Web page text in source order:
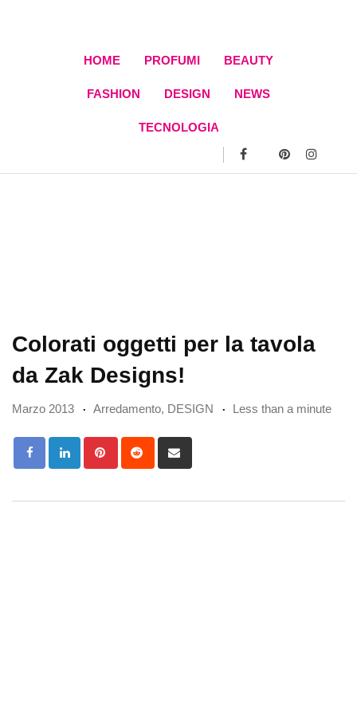
HOME PROFUMI BEAUTY
FASHION DESIGN NEWS
TECNOLOGIA
Colorati oggetti per la tavola
da Zak Designs!
Marzo 2013 Arredamento, DESIGN Less than a minute
PinterestReddit
via